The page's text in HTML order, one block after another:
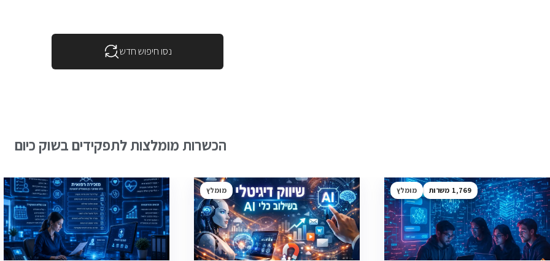
נסו חיפוש חדש
הכשרות מומלצות לתפקידים בשוק כיום
1,769 מומלץ מומלץ